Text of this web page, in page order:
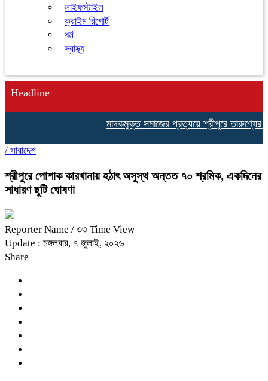
লাইফস্টাইল
ক্রাইম রিপোর্ট
ধর্ম
স্বাস্থ্য
Headline
মাদকমুক্ত সমাজের প্রত্যয়ে শ্রীপুরে তারুণ্যের
/ সারাদেশ
শ্রীপুরে পোশাক কারখানায় হঠাৎ অসুস্থ অন্তত ৭০ শ্রমিক, একদিনের
সাধারণ ছুটি ঘোষণা
Reporter Name / ৩৩ Time View
Update : মঙ্গলবার, ৭ জুলাই, ২০২৬
Share